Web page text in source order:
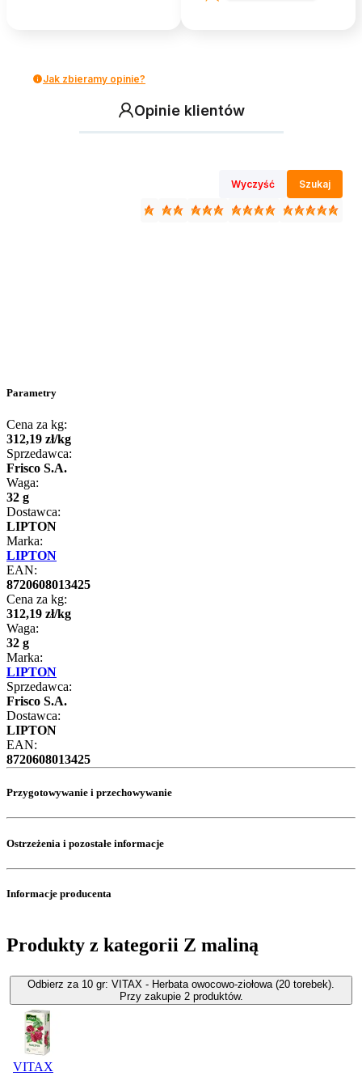
Jak zbieramy opinie?
Opinie klientów
Wyczyść Szukaj
Parametry
Cena za kg:
312,19 zł/kg
Sprzedawca:
Frisco S.A.
Waga:
32 g
Dostawca:
LIPTON
Marka:
LIPTON
EAN:
8720608013425
Cena za kg:
312,19 zł/kg
Waga:
32 g
Marka:
LIPTON
Sprzedawca:
Frisco S.A.
Dostawca:
LIPTON
EAN:
8720608013425
Przygotowywanie i przechowywanie
Ostrzeżenia i pozostałe informacje
Informacje producenta
Produkty z kategorii Z maliną
Odbierz za 10 gr: VITAX - Herbata owocowo-ziołowa (20 torebek).
Przy zakupie 2 produktów.
VITAX